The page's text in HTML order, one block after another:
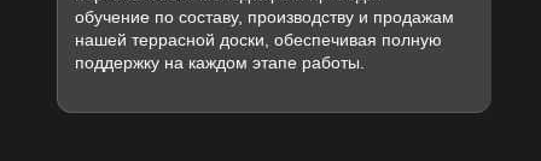
обучение по составу, производству и продажам
нашей террасной доски, обеспечивая полную
поддержку на каждом этапе работы.